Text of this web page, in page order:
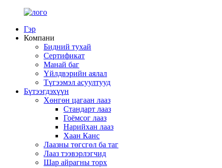
Гэр
Компани
Бидний тухай
Сертификат
Манай баг
Үйлдвэрийн аялал
Түгээмэл асуултууд
Бүтээгдэхүүн
Хөнгөн цагаан лааз
Стандарт лааз
Гоёмсог лааз
Нарийхан лааз
Хаан Канс
Лаазны төгсгөл ба таг
Лааз тээвэрлэгчид
Шар айрагны торх